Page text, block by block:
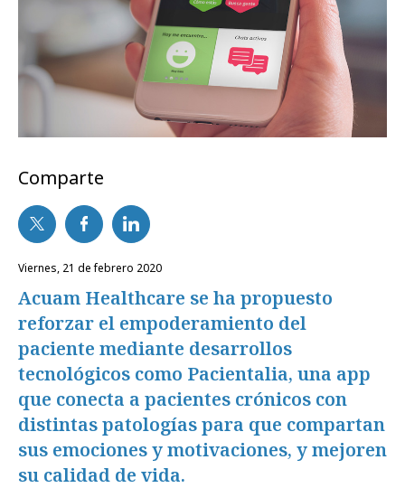
Comparte
viernes, 21 de febrero 2020
Acuam Healthcare se ha propuesto
reforzar el empoderamiento del
paciente mediante desarrollos
tecnológicos como Pacientalia, una app
que conecta a pacientes crónicos con
distintas patologías para que compartan
sus emociones y motivaciones, y mejoren
su calidad de vida.